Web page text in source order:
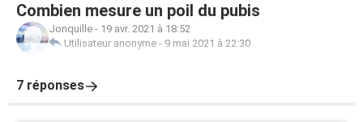
Combien mesure un poil du pubis
Jonquille - 19 avr. 2021 à 18:52
Utilisateur anonyme - 9 mai 2021 à 22:30
7 réponses